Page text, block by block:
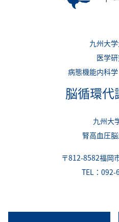
九州大
医学
病態機能内科学
脳循環代
九州大
腎高血圧
〒812-8582福岡
TEL：092-